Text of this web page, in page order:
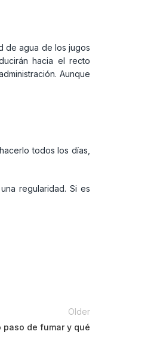
de agua de los jugos
hacia el recto
Aunque
todos los días,
regularidad. Si es
Older
paso de fumar y qué